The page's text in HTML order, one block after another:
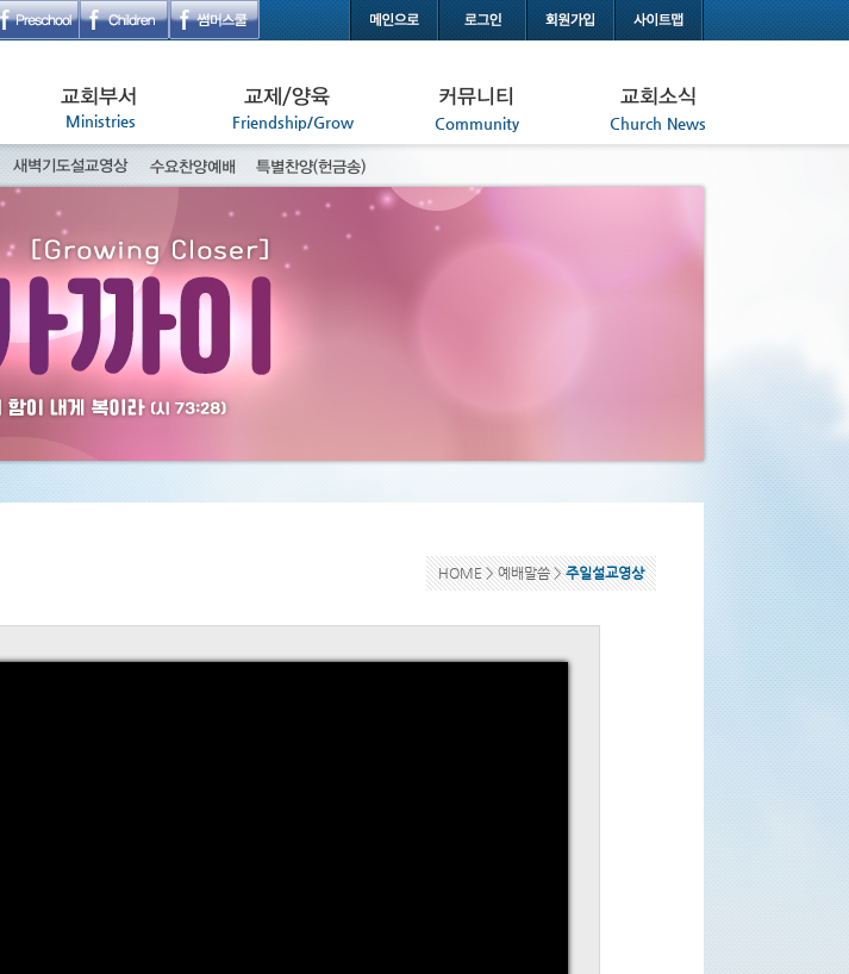
HOME >예배말씀>주일설교영상